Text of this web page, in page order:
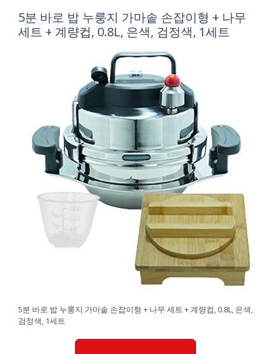
5분 바로 밥 누룽지 가마솥 손잡이형 + 나무
세트 + 계량컵, 0.8L, 은색, 검정색, 1세트
5분 바로 밥 누룽지 가마솥 손잡이형 + 나무 세트 + 계량컵, 0.8L, 은색,
검정색, 1세트